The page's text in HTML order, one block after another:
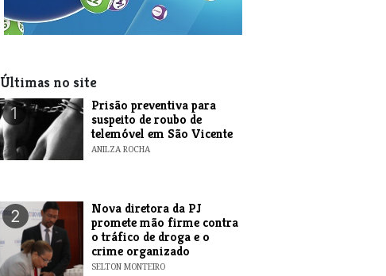
Últimas no site
1
Prisão preventiva para
suspeito de roubo de
telemóvel em São Vicente
ANILZA ROCHA
2
Nova diretora da PJ
promete mão firme contra
o tráfico de droga e o
crime organizado
SELTON MONTEIRO